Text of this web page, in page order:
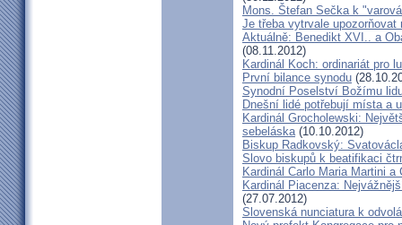
Mons. Štefan Sečka k
Je třeba vytrvale
Aktuálně: Benedikt XVI.. a
(08.11.2012)
Kardinál Koch: ordinariát pro
První bilance synodu
Synodní Poselství Božímu
Dnešní lidé potřebují místa a
Kardinál Grocholewski:
sebeláska(10.10.2012)
Biskup Radkovský:
Slovo biskupů k beatifikaci
Kardinál Carlo Maria Martini
Kardinál Piacenza:
(27.07.2012)
Slovenská nunciatura k